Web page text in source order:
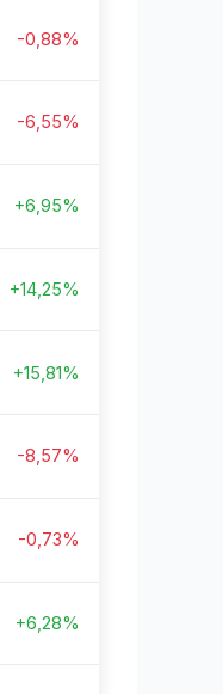
-0,88%
-6,55%
+6,95%
+14,25%
+15,81%
-8,57%
-0,73%
+6,28%